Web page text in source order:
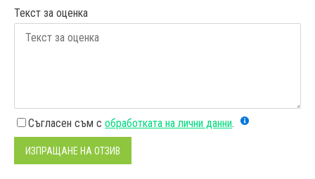
Текст за оценка
Съгласен съм с обработката на лични данни.
ИЗПРАЩАНЕ НА ОТЗИВ